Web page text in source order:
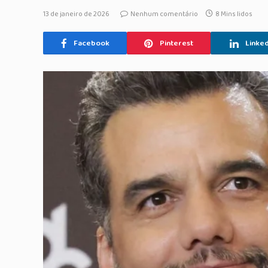
13 de janeiro de 2026 Nenhum comentário 8 Mins lidos
Facebook Pinterest